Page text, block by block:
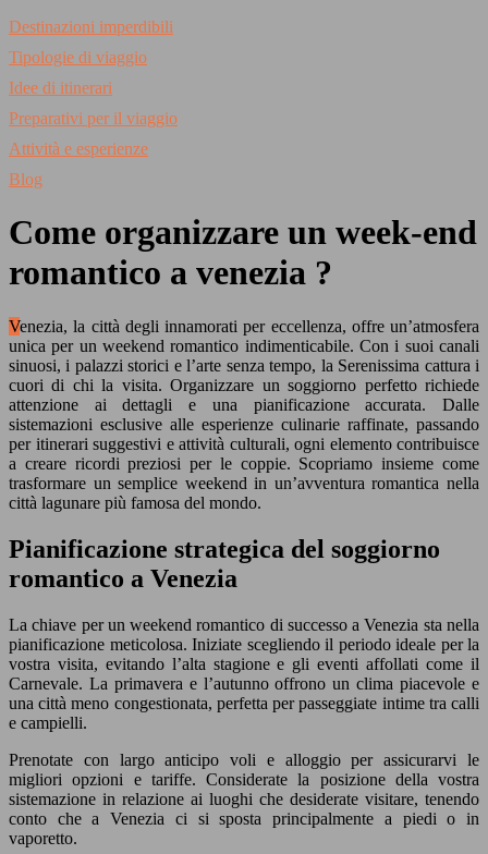
Destinazioni imperdibili
Tipologie di viaggio
Idee di itinerari
Preparativi per il viaggio
Attività e esperienze
Blog
Come organizzare un week-end
romantico a venezia ?
Venezia, la città degli innamorati per eccellenza, offre un’atmosfera
unica per un weekend romantico indimenticabile. Con i suoi canali
sinuosi, i palazzi storici e l’arte senza tempo, la Serenissima cattura i
cuori di chi la visita. Organizzare un soggiorno perfetto richiede
attenzione ai dettagli e una pianificazione accurata. Dalle
sistemazioni esclusive alle esperienze culinarie raffinate, passando
per itinerari suggestivi e attività culturali, ogni elemento contribuisce
a creare ricordi preziosi per le coppie. Scopriamo insieme come
trasformare un semplice weekend in un’avventura romantica nella
città lagunare più famosa del mondo.
Pianificazione strategica del soggiorno
romantico a Venezia
La chiave per un weekend romantico di successo a Venezia sta nella
pianificazione meticolosa. Iniziate scegliendo il periodo ideale per la
vostra visita, evitando l’alta stagione e gli eventi affollati come il
Carnevale. La primavera e l’autunno offrono un clima piacevole e
una città meno congestionata, perfetta per passeggiate intime tra calli
e campielli.
Prenotate con largo anticipo voli e alloggio per assicurarvi le
migliori opzioni e tariffe. Considerate la posizione della vostra
sistemazione in relazione ai luoghi che desiderate visitare, tenendo
conto che a Venezia ci si sposta principalmente a piedi o in
vaporetto.